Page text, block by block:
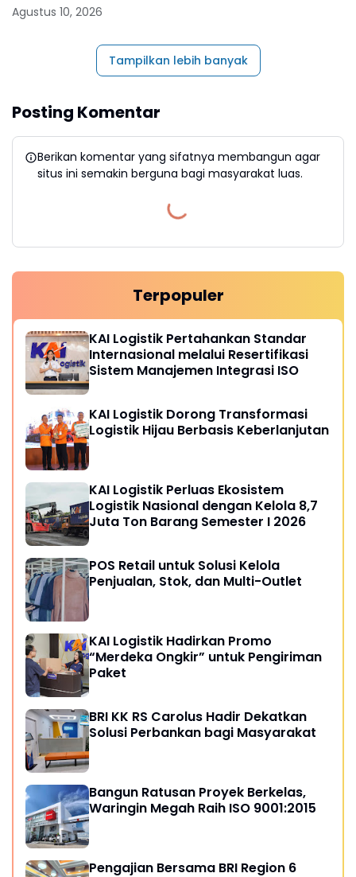
Agustus 10, 2026
Tampilkan lebih banyak
Posting Komentar
Berikan komentar yang sifatnya membangun agar
situs ini semakin berguna bagi masyarakat luas.
Terpopuler
KAI Logistik Pertahankan Standar
Internasional melalui Resertifikasi
Sistem Manajemen Integrasi ISO
KAI Logistik Dorong Transformasi
Logistik Hijau Berbasis Keberlanjutan
KAI Logistik Perluas Ekosistem
Logistik Nasional dengan Kelola 8,7
Juta Ton Barang Semester I 2026
POS Retail untuk Solusi Kelola
Penjualan, Stok, dan Multi-Outlet
KAI Logistik Hadirkan Promo
“Merdeka Ongkir” untuk Pengiriman
Paket
BRI KK RS Carolus Hadir Dekatkan
Solusi Perbankan bagi Masyarakat
Bangun Ratusan Proyek Berkelas,
Waringin Megah Raih ISO 9001:2015
Pengajian Bersama BRI Region 6